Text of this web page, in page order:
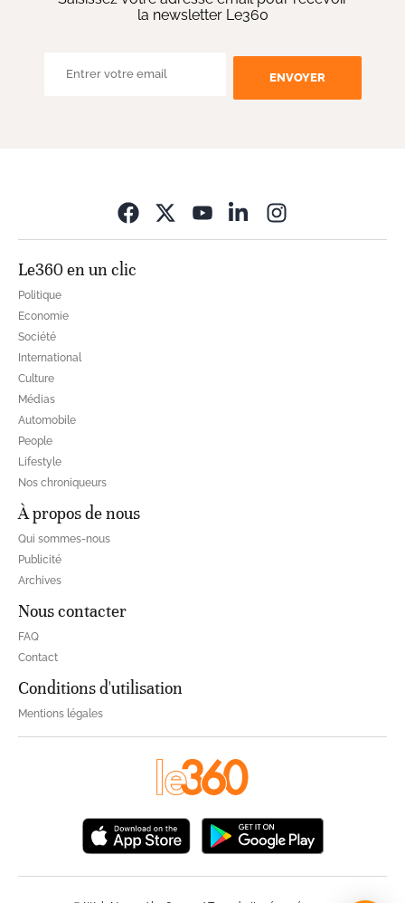
la newsletter Le360
ENVOYER
Le360 en un clic
Politique
Economie
Société
International
Culture
Médias
Automobile
People
Lifestyle
Nos chroniqueurs
À propos de nous
Qui sommes-nous
Publicité
Archives
Nous contacter
FAQ
Contact
Conditions d'utilisation
Mentions légales